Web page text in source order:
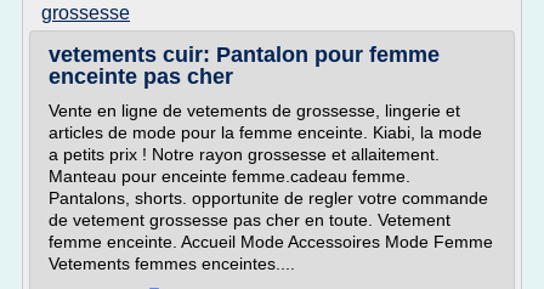
grossesse
vetements cuir: Pantalon pour femme
enceinte pas cher
Vente en ligne de vetements de grossesse, lingerie et
articles de mode pour la femme enceinte. Kiabi, la mode
a petits prix ! Notre rayon grossesse et allaitement.
Manteau pour enceinte femme.cadeau femme.
Pantalons, shorts. opportunite de regler votre commande
de vetement grossesse pas cher en toute. Vetement
femme enceinte. Accueil Mode Accessoires Mode Femme
Vetements femmes enceintes....